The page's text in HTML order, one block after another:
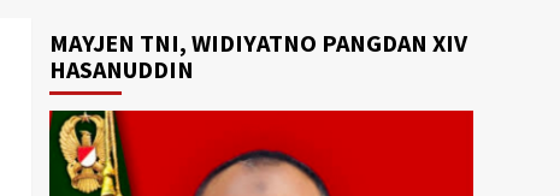
MAYJEN TNI, WIDIYATNO PANGDAN XIV
HASANUDDIN